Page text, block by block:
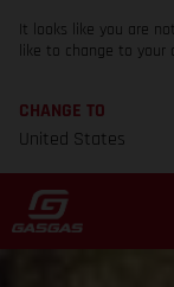
It looks like you are
like to change to your
CHANGE TO
United States